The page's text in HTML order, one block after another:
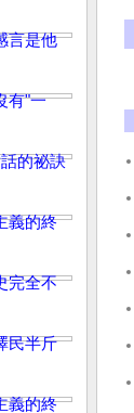
言是他
有"一
的祕訣
義的終
完全不
民半斤
義的終